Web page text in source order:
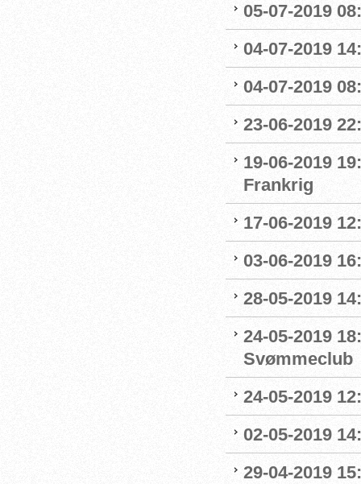
05-07-2019
04-07-2019
04-07-2019
23-06-2019
19-06-2019
Frankrig
17-06-2019
03-06-2019
28-05-2019
24-05-2019
Svømmeclub
24-05-2019
02-05-2019
29-04-2019